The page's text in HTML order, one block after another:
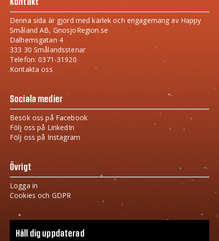
Kontakt
Denna sida är gjord med kärlek och engagemang av Happy
Småland AB, GnosjoRegion.se
Dalhemsgatan 4
333 30 Smålandsstenar
Telefon: 0371-31920
Kontakta oss
Sociala medier
Besök oss på Facebook
Följ oss på LinkedIn
Följ oss på Instagram
Övrigt
Logga in
Cookies och GDPR
Håll dig uppdaterad